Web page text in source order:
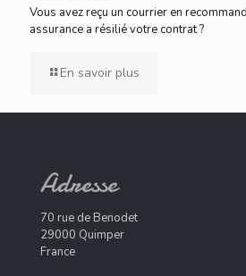
Vous avez reçu un courrier en
assurance a résilié votre contrat ?
En savoir plus
Adresse
70 rue de Benodet
29000 Quimper
France